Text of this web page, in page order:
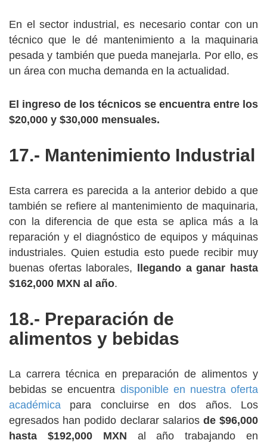
En el sector industrial, es necesario contar con un
técnico que le dé mantenimiento a la maquinaria
pesada y también que pueda manejarla. Por ello, es
un área con mucha demanda en la actualidad.
El ingreso de los técnicos se encuentra entre los
$20,000 y $30,000 mensuales.
17.- Mantenimiento Industrial
Esta carrera es parecida a la anterior debido a que
también se refiere al mantenimiento de maquinaria,
con la diferencia de que esta se aplica más a la
reparación y el diagnóstico de equipos y máquinas
industriales. Quien estudia esto puede recibir muy
buenas ofertas laborales, llegando a ganar hasta
$162,000 MXN al año.
18.- Preparación de
alimentos y bebidas
La carrera técnica en preparación de alimentos y
bebidas se encuentra disponible en nuestra oferta
académica para concluirse en dos años. Los
egresados han podido declarar salarios de $96,000
hasta $192,000 MXN al año trabajando en